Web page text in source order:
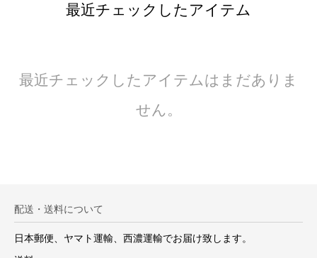
最近チェックしたアイテム
最近チェックしたアイテムはまだありま
せん。
配送・送料について
日本郵便、ヤマト運輸、西濃運輸でお届け致します。